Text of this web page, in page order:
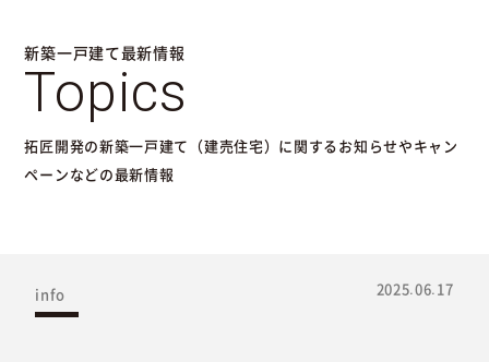
新築一戸建て最新情報
Topics
拓匠開発の新築一戸建て（建売住宅）に関するお知らせやキャン
ペーンなどの最新情報
info 2025.06.17